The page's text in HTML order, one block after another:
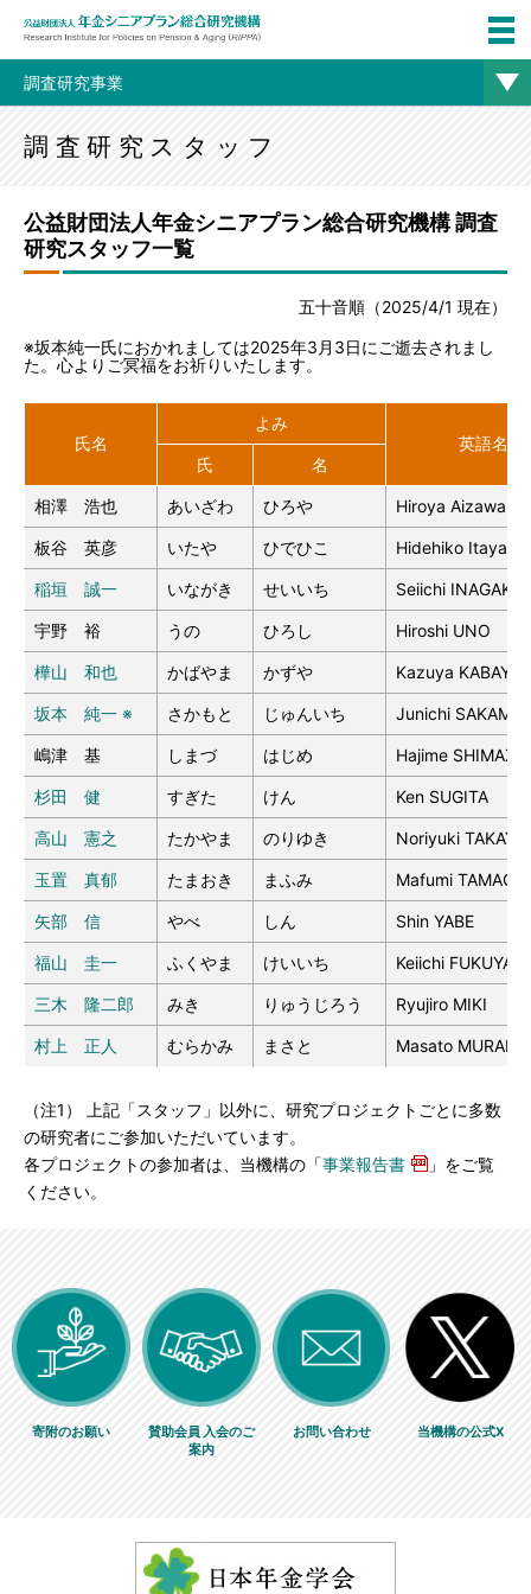
調査研究事業
調査研究スタッフ
公益財団法人年金シニアプラン総合研究機構 調査
研究スタッフ一覧
五十音順（2025/4/1 現在）
※坂本純一氏におかれましては2025年3月3日にご逝去されまし
た。心よりご冥福をお祈りいたします。
氏名
よみ
英語名
氏
名
相澤 浩也 あいざわ ひろや Hiroya Aizawa
板谷 英彦 いたや ひでひこ Hidehiko Itaya
稲垣 誠一 いながき せいいち Seiichi INAGAKI
宇野 裕 うの ひろし Hiroshi UNO
樺山 和也 かばやま かずや Kazuya
坂本 純一 ※ さかもと じゅんいち Junichi
嶋津 基 しまづ はじめ Hajime SHIMAZU
杉田 健 すぎた けん Ken SUGITA
高山 憲之 たかやま のりゆき Noriyuki
玉置 真郁 たまおき まふみ Mafumi TAMAOKI
矢部 信 やべ しん Shin YABE
福山 圭一 ふくやま けいいち Keiichi
三木 隆二郎 みき りゅうじろう Ryujiro MIKI
村上 正人 むらかみ まさと Masato
（注1） 上記「スタッフ」以外に、研究プロジェクトごとに多数
の研究者にご参加いただいています。
各プロジェクトの参加者は、当機構の「事業報告書
」をご覧
ください。
寄附のお願い
賛助会員 入会のご
案内
お問い合わせ 当機構の公式X